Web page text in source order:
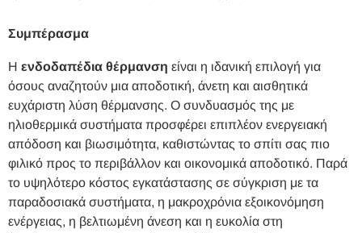
Συμπέρασμα
Η ενδοδαπέδια θέρμανση είναι η ιδανική επιλογή για
όσους αναζητούν μια αποδοτική, άνετη και αισθητικά
ευχάριστη λύση θέρμανσης. Ο συνδυασμός της με
ηλιοθερμικά συστήματα προσφέρει επιπλέον ενεργειακή
απόδοση και βιωσιμότητα, καθιστώντας το σπίτι σας πιο
φιλικό προς το περιβάλλον και οικονομικά αποδοτικό. Παρά
το υψηλότερο κόστος εγκατάστασης σε σύγκριση με τα
παραδοσιακά συστήματα, η μακροχρόνια εξοικονόμηση
ενέργειας, η βελτιωμένη άνεση και η ευκολία στη